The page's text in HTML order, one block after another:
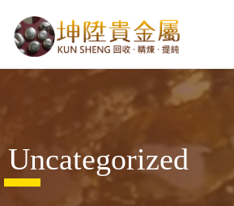
Uncategorized